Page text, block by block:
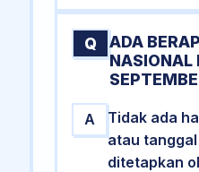
Q
ADA
NASIONAL
A
Tidak ada
atau
ditetapkan